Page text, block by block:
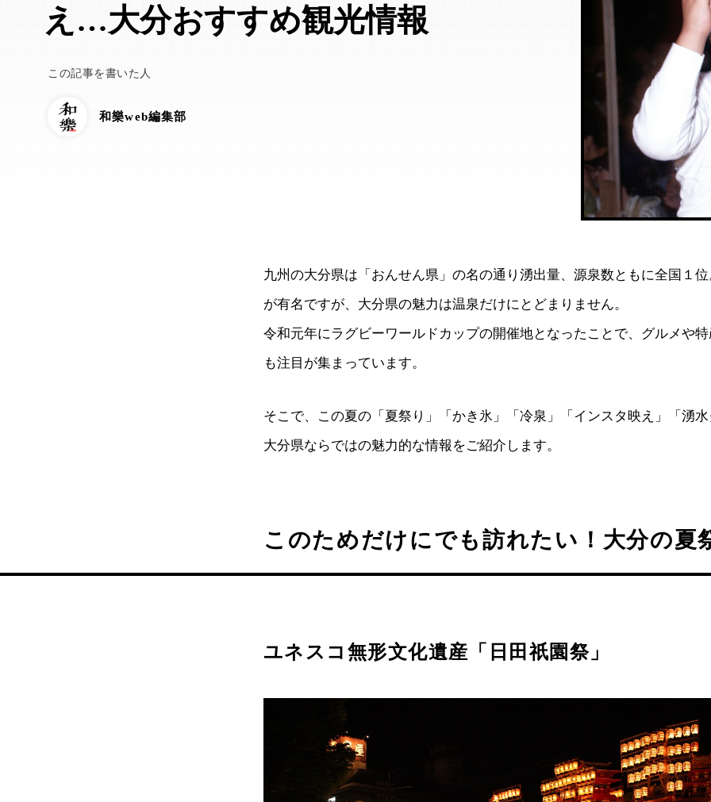
え…大分おすすめ観光情報
この記事を書いた人
和樂web編集部
九州の大分県は「おんせん県」の名の通り湧出量、源泉数ともに全国１
が有名ですが、大分県の魅力は温泉だけにとどまりません。
令和元年にラグビーワールドカップの開催地となったことで、グルメや
も注目が集まっています。
そこで、この夏の「夏祭り」「かき氷」「冷泉」「インスタ映え」「湧
大分県ならではの魅力的な情報をご紹介します。
このためだけにでも訪れたい！大分の夏
ユネスコ無形文化遺産「日田祇園祭」